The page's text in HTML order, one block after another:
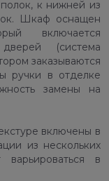
к нижней из
Шкаф оснащен
включается
(система
заказываются
ручки в отделке
замены на
включены в
из нескольких
в